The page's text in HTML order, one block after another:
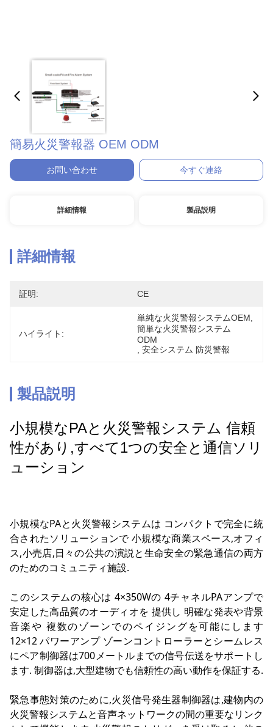
簡易火災警報器 OEM ODM
お問い合わせ 今すぐ連絡
詳細情報 製品説明
詳細情報
証明: CE
ハイライト:
単純な火災警報システムOEM
簡単な火災警報システム
ODM
安全システム 防災警報
製品説明
小規模なPAと火災警報システム 信頼
性があり,すべて1つの安全と通信ソリ
ューション
小規模なPAと火災警報システムは コンパクトで完全に統
合されたソリューションで 小規模な商業スペース,オフィ
ス,小売店,日々の公共の演説と生命安全の緊急通信の両方
のためのコミュニティ施設.
このシステムの核心は 4×350Wの 4チャネルPAアンプで
安定した高品質のオーディオを 提供し 明確な発表や背景
音楽や 複数のゾーンでのペイジングを可能にします
12×12 パワーアンプ ゾーンコントローラーとシームレス
にペア制御器は700メートルまでの信号伝送をサポートし
ます. 制御器は,大型建物でも信頼性の高い動作を保証する.
緊急事態対策のために,火災信号発生器制御器は,建物内の
火災警報システムと音声ネットワークの間の重要なリンク